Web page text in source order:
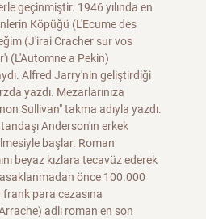
geçinmiştir. 1946 yılında en
Köpüğü (L'Ecume des
(J'irai Cracher sur vos
(L'Automne a Pekin)
Alfred Jarry'nin geliştirdiği
yazdı. Mezarlarınıza
Sullivan" takma adıyla yazdı.
Anderson'ın erkek
başlar. Roman
beyaz kızlara tecavüz ederek
önce 100.000
para cezasına
adlı roman en son